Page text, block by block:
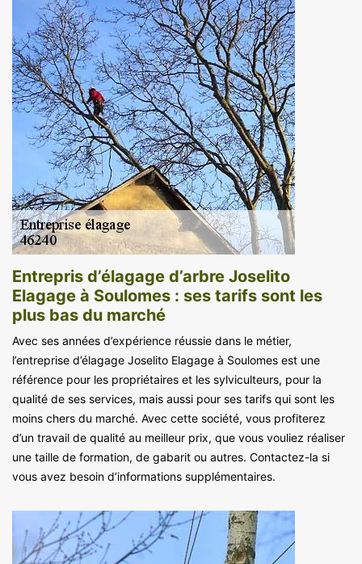
Entrepris d’élagage d’arbre Joselito
Elagage à Soulomes : ses tarifs sont les
plus bas du marché
Avec ses années d’expérience réussie dans le métier,
l’entreprise d’élagage Joselito Elagage à Soulomes est une
référence pour les propriétaires et les sylviculteurs, pour la
qualité de ses services, mais aussi pour ses tarifs qui sont les
moins chers du marché. Avec cette société, vous profiterez
d’un travail de qualité au meilleur prix, que vous vouliez réaliser
une taille de formation, de gabarit ou autres. Contactez-la si
vous avez besoin d’informations supplémentaires.